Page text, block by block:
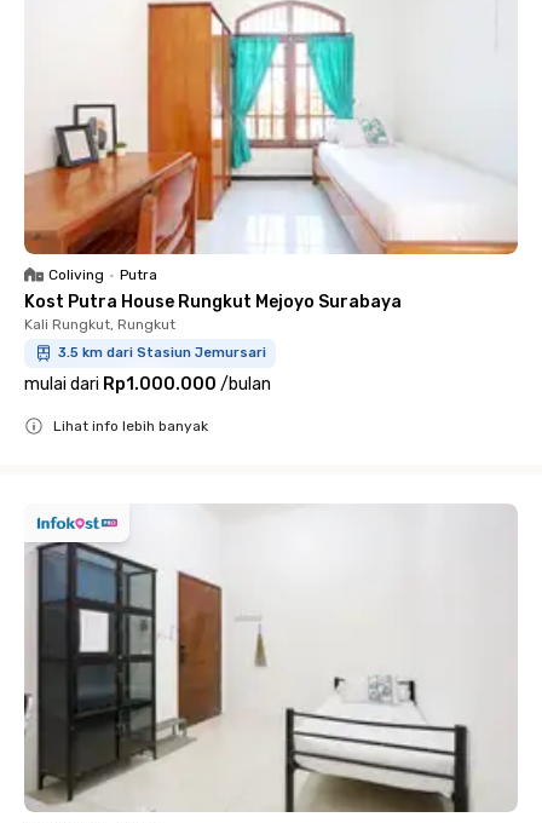
Coliving • Putra
Kost Putra House Rungkut Mejoyo Surabaya
Kali Rungkut, Rungkut
3.5 km dari Stasiun Jemursari
mulai dari Rp1.000.000 /bulan
Lihat info lebih banyak